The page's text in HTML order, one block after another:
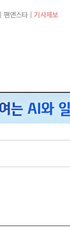
팬앤스타 기사제보